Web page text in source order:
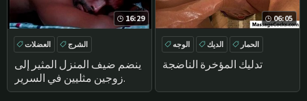
16:29
ينضم ضيف المنزل المثير إلى
زوجين مثليين في السرير.
العضلات الشرج
06:05
تدليك المؤخرة الناضجة
الوجه الديك
الحمار
DEEPTHROAT